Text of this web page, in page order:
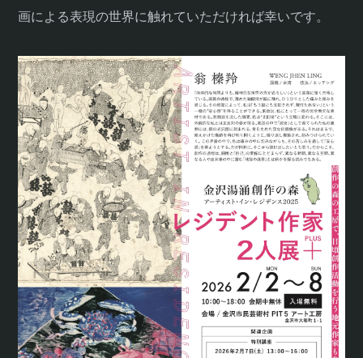
画による表現の世界に触れていただければ幸いです。